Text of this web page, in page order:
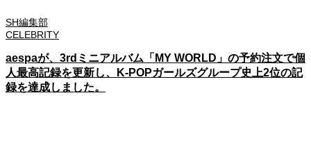
SH編集部
CELEBRITY
aespaが、3rdミニアルバム「MY WORLD」の予約注文で個
人最高記録を更新し、K-POPガールズグループ史上2位の記
録を達成しました。